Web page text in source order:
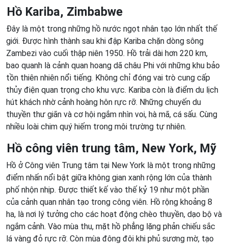
Hồ Kariba, Zimbabwe
Đây là một trong những hồ nước ngọt nhân tạo lớn nhất thế
giới. Được hình thành sau khi đập Kariba chặn dòng sông
Zambezi vào cuối thập niên 1950. Hồ trải dài hơn 220 km,
bao quanh là cảnh quan hoang dã châu Phi với những khu bảo
tồn thiên nhiên nổi tiếng. Không chỉ đóng vai trò cung cấp
thủy điện quan trọng cho khu vực. Kariba còn là điểm du lịch
hút khách nhờ cảnh hoàng hôn rực rỡ. Những chuyến du
thuyền thư giãn và cơ hội ngắm nhìn voi, hà mã, cá sấu. Cùng
nhiều loài chim quý hiếm trong môi trường tự nhiên.
Hồ công viên trung tâm, New York, Mỹ
Hồ ở Công viên Trung tâm tại New York là một trong những
điểm nhấn nổi bật giữa không gian xanh rộng lớn của thành
phố nhộn nhịp. Được thiết kế vào thế kỷ 19 như một phần
của cảnh quan nhân tạo trong công viên. Hồ rộng khoảng 8
ha, là nơi lý tưởng cho các hoạt động chèo thuyền, dạo bộ và
ngắm cảnh. Vào mùa thu, mặt hồ phẳng lặng phản chiếu sắc
lá vàng đỏ rực rỡ. Còn mùa đông đôi khi phủ sương mờ, tạo